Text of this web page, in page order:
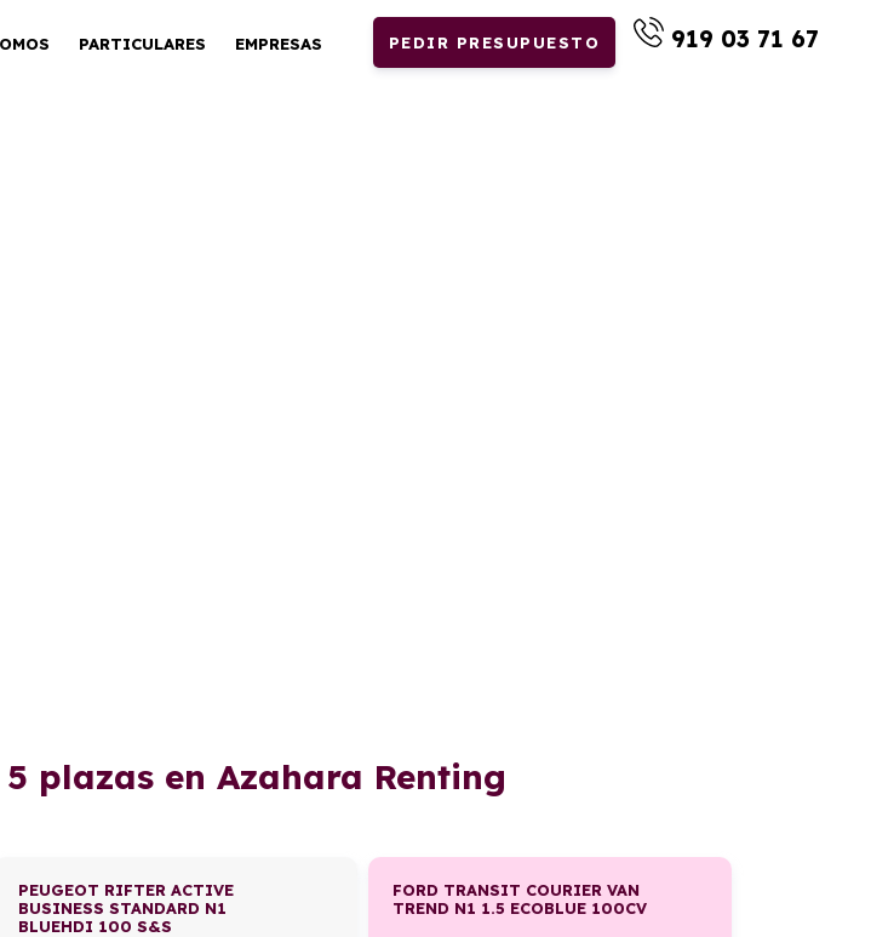
PARTICULARES EMPRESAS PEDIR PRESUPUESTO 919 03 71 67
plazas en Azahara Renting
PEUGEOT RIFTER ACTIVE
BUSINESS STANDARD N1
BLUEHDI 100 S&S
FORD TRANSIT COURIER VAN
TREND N1 1.5 ECOBLUE 100CV